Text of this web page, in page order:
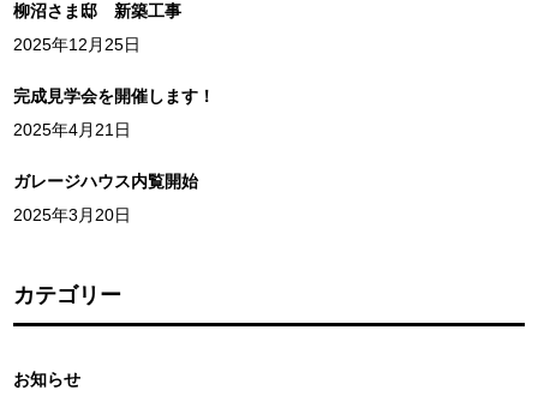
柳沼さま邸 新築工事
2025年12月25日
完成見学会を開催します！
2025年4月21日
ガレージハウス内覧開始
2025年3月20日
カテゴリー
お知らせ